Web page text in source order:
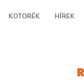
KOTORÉK HÍREK